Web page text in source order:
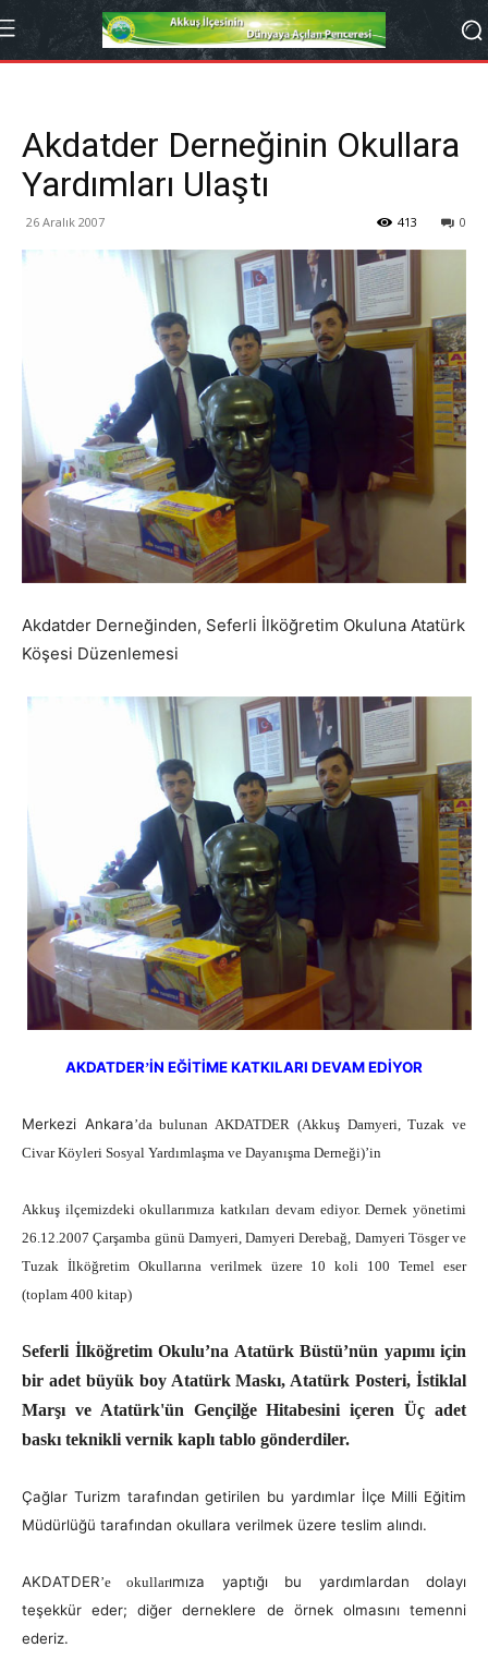
Akdatder Derneğinin Okullara
Yardımları Ulaştı
26 Aralık 2007 0
413
Akdatder Derneğinden, Seferli İlköğretim Okuluna Atatürk
Köşesi Düzenlemesi
AKDATDER’İN EĞİTİME KATKILARI DEVAM EDİYOR
Merkezi Ankara’da bulunan AKDATDER (Akkuş Damyeri, Tuzak ve
Civar Köyleri Sosyal Yardımlaşma ve Dayanışma Derneği)’in
Akkuş ilçemizdeki okullarımıza katkıları devam ediyor. Dernek yönetimi
26.12.2007 Çarşamba günü Damyeri, Damyeri Derebağ, Damyeri Tösger ve
Tuzak İlköğretim Okullarına verilmek üzere 10 koli 100 Temel eser
(toplam 400 kitap)
Seferli İlköğretim Okulu’na Atatürk Büstü’nün yapımı için
bir adet büyük boy Atatürk Maskı, Atatürk Posteri, İstiklal
Marşı ve Atatürk'ün Gençilğe Hitabesini içeren Üç adet
baskı teknikli vernik kaplı tablo gönderdiler.
Çağlar Turizm tarafından getirilen bu yardımlar İlçe Milli Eğitim
Müdürlüğü tarafından okullara verilmek üzere teslim alındı.
AKDATDER’e okullarımıza yaptığı bu yardımlardan dolayı
teşekkür eder; diğer derneklere de örnek olmasını temenni
ederiz.